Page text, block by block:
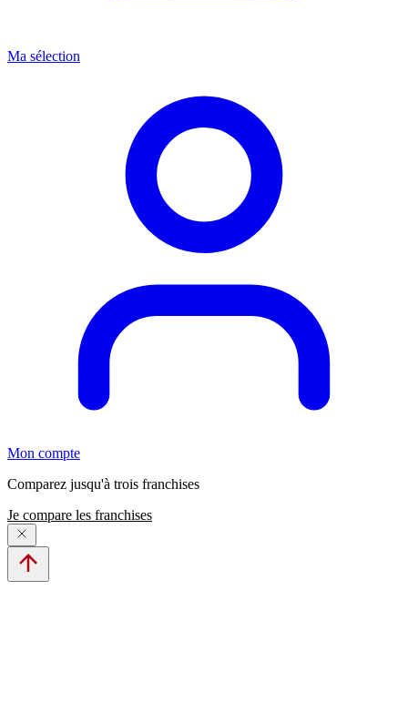
Ma sélection
Mon compte
Comparez jusqu'à trois franchises
Je compare les franchises